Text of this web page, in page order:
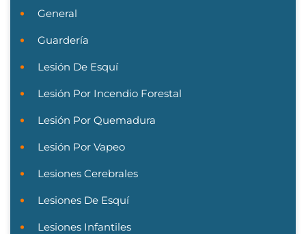
General
Guardería
Lesión De Esquí
Lesión Por Incendio Forestal
Lesión Por Quemadura
Lesión Por Vapeo
Lesiones Cerebrales
Lesiones De Esquí
Lesiones Infantiles